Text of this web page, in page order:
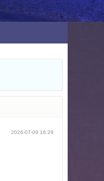
2026-07-09 16:28